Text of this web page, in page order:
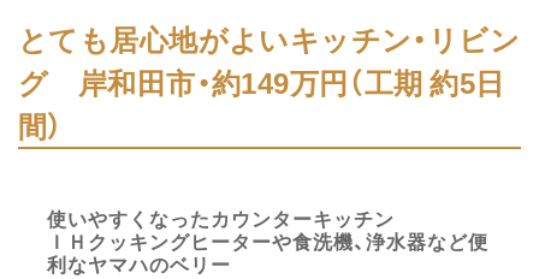
とても居心地がよいキッチン・リビン
グ 岸和田市・約149万円（工期 約5日
間）
使いやすくなったカウンターキッチン
ＩＨクッキングヒーターや食洗機、浄水器など便
利なヤマハのベリー